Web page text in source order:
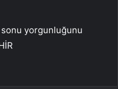
yorgunluğunu